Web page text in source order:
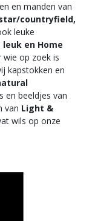
en manden van
countryfield,
leuke
leuk en Home
wie op zoek is
kapstokken en
en beeldjes van
van Light &
wils op onze